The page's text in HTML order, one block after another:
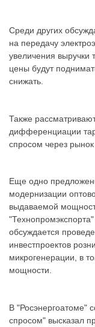
Среди других
на передачу
увеличения выручки
цены будут
снижать.
Также
дифференциации
спросом через рынок
Еще одно
модернизации
выдаваемой
обсуждается
инвестпроектов
микрогенерации, в
мощности.
В "Росэнергоатоме"
спросом" высказал